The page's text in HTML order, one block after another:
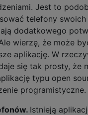
Jest to
telefony swoich
dodatkowego
wierzę, że może
aplikację. W
się tak prosty, że
typu open
Istnieją